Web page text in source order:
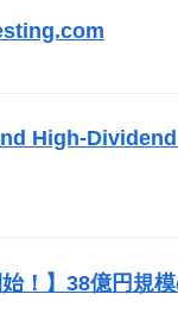
High-
！】38億円規